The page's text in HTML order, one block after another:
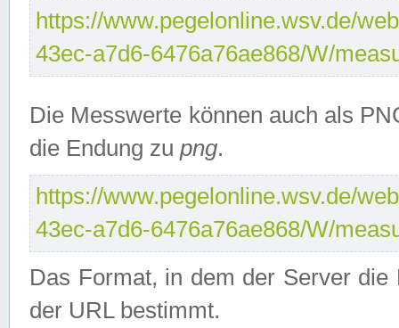
https://www.pegelonline.wsv.de/
43ec-a7d6-6476a76ae868/W/
Die Messwerte können auch als
die Endung zu png.
https://www.pegelonline.wsv.de/
43ec-a7d6-6476a76ae868/W/
Das Format, in dem der Server
der URL bestimmt.